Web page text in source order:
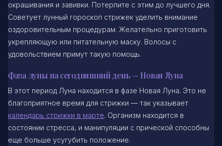
окрашивания и завивки. Потерпите с этим до лучшего дня.
Советует лунный гороскоп стрижек уделить внимание
оздоровительным процедурам. Желательно приготовить
укрепляющую или питательную маску. Волосы с
удовольствием примут такую помощь.
Фаза луны на сегодняшний день — Новая Луна
В этот период Луна находится в фазе Новая Луна. Это не
благоприятное время для стрижки — так указывает
календарь стрижки в марте. Организм находится в
состоянии стресса, и манипуляции с прической способны
еще больше усугубить положение.